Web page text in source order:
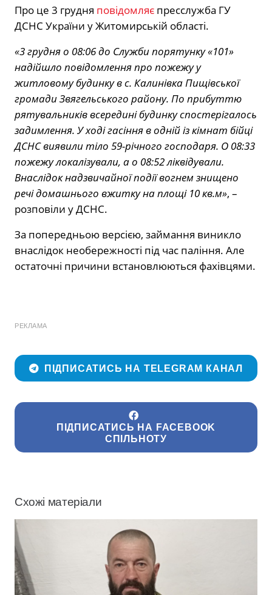
Про це 3 грудня повідомляє пресслужба ГУ
ДСНС України у Житомирській області.
«3 грудня о 08:06 до Служби порятунку «101»
надійшло повідомлення про пожежу у
житловому будинку в с. Калинівка Пищівської
громади Звягельського району. По прибуттю
рятувальників всередині будинку спостерігалось
задимлення. У ході гасіння в одній із кімнат бійці
ДСНС виявили тіло 59-річного господаря. О 08:33
пожежу локалізували, а о 08:52 ліквідували.
Внаслідок надзвичайної події вогнем знищено
речі домашнього вжитку на площі 10 кв.м», –
розповіли у ДСНС.
За попередньою версією, займання виникло
внаслідок необережності під час паління. Але
остаточні причини встановлюються фахівцями.
РЕКЛАМА
ПІДПИСАТИСЬ НА TELEGRAM КАНАЛ
ПІДПИСАТИСЬ НА FACEBOOK
СПІЛЬНОТУ
Схожі матеріали